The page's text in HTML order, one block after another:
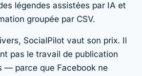
légendes assistées par IA et
groupée par CSV.
SocialPilot vaut son prix. Il
pas le travail de publication
— parce que Facebook ne